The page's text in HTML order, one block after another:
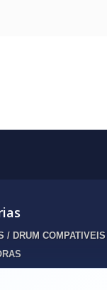
/ DRUM COMPATIVEIS